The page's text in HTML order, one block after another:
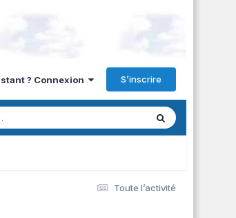
? Connexion S’inscrire
Toute l’activité